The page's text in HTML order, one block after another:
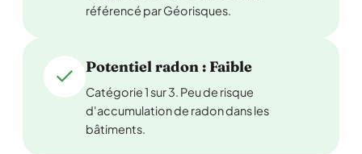
référencé par Géorisques.
Potentiel radon : Faible
Catégorie 1 sur 3. Peu de risque
d'accumulation de radon dans les
bâtiments.